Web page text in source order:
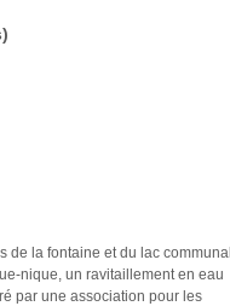
de la fontaine et du lac communal
nique, un ravitaillement en eau
par une association pour les